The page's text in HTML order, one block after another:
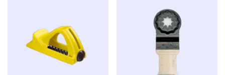
Die Gurtschrauben haben auch einen 96-Stunden-
Salzsprühtest bestanden, was eine jahrelange
Korrosionsbeständigkeit garantiert. Dies ist die einzige
Schraube auf dem Markt, die diesen 96-Stunden-